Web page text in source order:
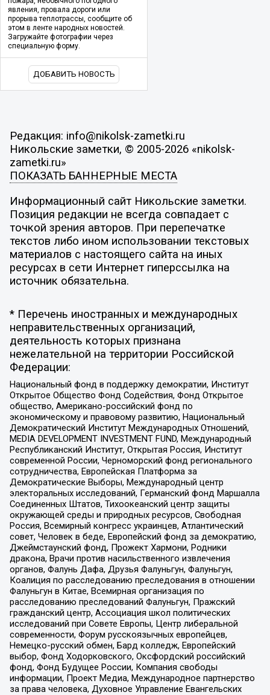
явления, провала дороги или
прорыва теплотрассы, сообщите об
этом в ленте народных новостей.
Загружайте фотографии через
специальную форму.
ДОБАВИТЬ НОВОСТЬ
Редакция: info@nikolsk-zametki.ru
Никольские заметки, © 2005-2026 «nikolsk-
zametki.ru»
ПОКАЗАТЬ БАННЕРНЫЕ МЕСТА
Информационный сайт Никольские заметки.
Позиция редакции не всегда совпадает с
точкой зрения авторов. При перепечатке
текстов либо ином использовании текстовых
материалов с настоящего сайта на иных
ресурсах в сети Интернет гиперссылка на
источник обязательна.
* Перечень иностранных и международных
неправительственных организаций,
деятельность которых признана
нежелательной на территории Российской
Федерации:
Национальный фонд в поддержку демократии, Институт
Открытое Общество Фонд Содействия, Фонд Открытое
общество, Американо-российский фонд по
экономическому и правовому развитию, Национальный
Демократический Институт Международных Отношений,
MEDIA DEVELOPMENT INVESTMENT FUND, Международный
Республиканский Институт, Открытая Россия, Институт
современной России, Черноморский фонд регионального
сотрудничества, Европейская Платформа за
Демократические Выборы, Международный центр
электоральных исследований, Германский фонд Маршалла
Соединенных Штатов, Тихоокеанский центр защиты
окружающей среды и природных ресурсов, Свободная
Россия, Всемирный конгресс украинцев, Атлантический
совет, Человек в беде, Европейский фонд за демократию,
Джеймстаунский фонд, Прожект Хармони, Родники
дракона, Врачи против насильственного извлечения
органов, Фалунь Дафа, Друзья Фалуньгун, Фалуньгун,
Коалиция по расследованию преследования в отношении
Фалуньгун в Китае, Всемирная организация по
расследованию преследований Фалуньгун, Пражский
гражданский центр, Ассоциация школ политических
исследований при Совете Европы, Центр либеральной
современности, Форум русскоязычных европейцев,
Немецко-русский обмен, Бард колледж, Европейский
выбор, Фонд Ходорковского, Оксфордский российский
фонд, Фонд Будущее России, Компания свободы
информации, Проект Медиа, Международное партнерство
за права человека, Духовное Управление Евангельских